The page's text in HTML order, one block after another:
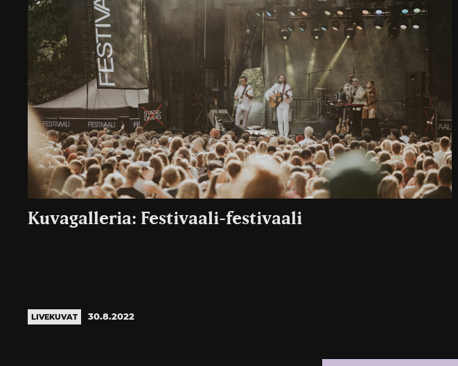
Kuvagalleria: Festivaali-festivaali
LIVEKUVAT 30.8.2022